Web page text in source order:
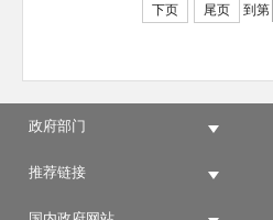
下页 尾页 到第
政府部门
推荐链接